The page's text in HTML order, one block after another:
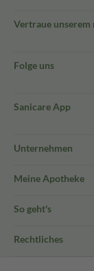
Vertraue unserem
Folge uns
Sanicare App
Unternehmen
Meine Apotheke
So geht's
Rechtliches